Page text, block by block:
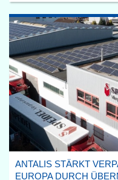
ANTALIS STÄRKT
EUROPA DURCH